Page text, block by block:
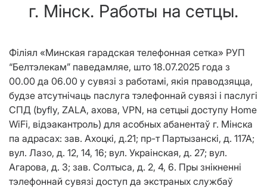
г. Мінск. Работы на сетцы.
Філіял «Минская гарадская телефонная сетка» РУП
“Белтэлекам” паведамляе, што 18.07.2025 года з
00.00 да 06.00 у сувязі з работамі, якія праводзяцца,
будзе атсутнічаць паслуга тэлефоннай сувязі і паслугі
СПД (byfly, ZALA, ахова, VPN, на сетцыі доступу Home
WiFi, відэакантроль) для асобных абанентаў г. Мінска
па адрасах: зав. Ахоцкі, д.21; пр-т Партызанскі, д. 117А;
вул. Лазо, д. 12, 14, 16; вул. Украінская, д. 27; вул.
Агарова, д. 3; зав. Солтыса, д. 2, 4, 6. Пры знікненні
тэлефоннай сувязі доступ да экстраных службаў